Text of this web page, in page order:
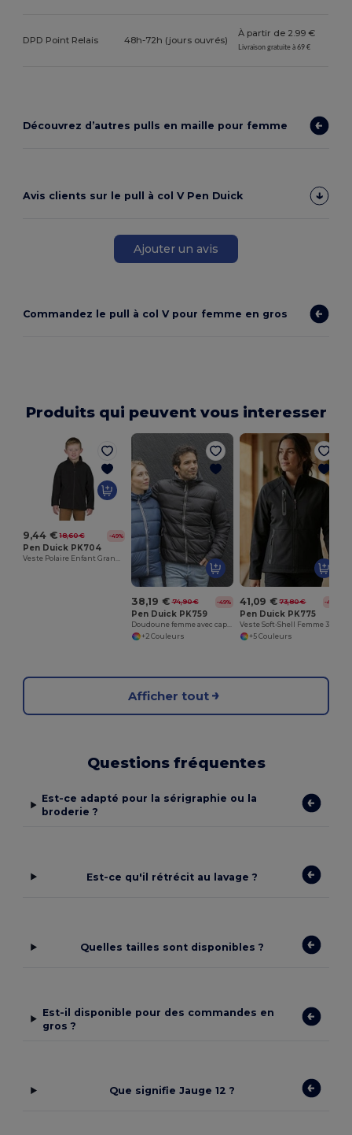
DPD Point Relais 48h-72h (jours ouvrés)
À partir de 2.99 €
Livraison gratuite à 69 €
Découvrez d’autres pulls en maille pour femme
Avis clients sur le pull à col V Pen Duick
Ajouter un avis
Commandez le pull à col V pour femme en gros
Produits qui peuvent vous interesser
9,44 € 18,60 € -49%
Pen Duick PK704
Veste Polaire Enfant Grand Zip Noir
38,19 € 74,90 € -49%
Pen Duick PK759
Doudoune femme avec capuche
+2 Couleurs
41,09 € 73,80 € -44%
Pen Duick PK775
+5 Couleurs
Afficher tout
Questions fréquentes
Est-ce adapté pour la sérigraphie ou la
broderie ?
Est-ce qu'il rétrécit au lavage ?
Quelles tailles sont disponibles ?
Est-il disponible pour des commandes en
gros ?
Que signifie Jauge 12 ?